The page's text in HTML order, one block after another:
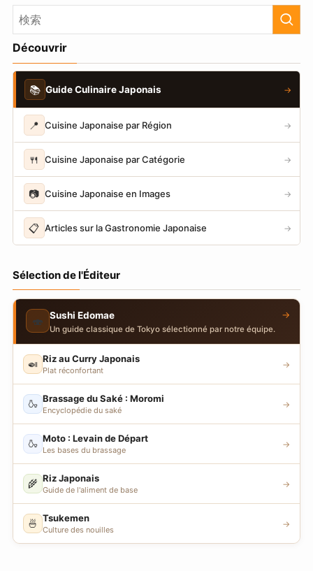
Découvrir
📚 Guide Culinaire Japonais →
📍 Cuisine Japonaise par Région →
🍴 Cuisine Japonaise par Catégorie →
📷 Cuisine Japonaise en Images →
📋 Articles sur la Gastronomie Japonaise →
Sélection de l'Éditeur
🍣 Sushi Edomae
Un guide classique de Tokyo sélectionné par notre équipe.
→
🍛 Riz au Curry Japonais
Plat réconfortant
→
🍶 Brassage du Saké : Moromi
Encyclopédie du saké
→
🍶 Moto : Levain de Départ
Les bases du brassage
→
🌾 Riz Japonais
Guide de l'aliment de base
→
🍜 Tsukemen
Culture des nouilles
→